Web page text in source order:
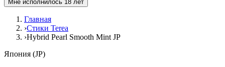
Мне исполнилось 18 лет
Главная
›Стики Terea
›Hybrid Pearl Smooth Mint JP
Япония (JP)